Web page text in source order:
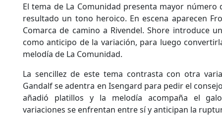
El tema de La Comunidad presenta mayor número
resultado un tono heroico. En escena aparecen
Comarca de camino a Rivendel. Shore introduce
como anticipo de la variación, para luego
melodía de La Comunidad.
La sencillez de este tema contrasta con otra
Gandalf se adentra en Isengard para pedir el
añadió platillos y la melodía acompaña el
variaciones se enfrentan entre sí y anticipan la